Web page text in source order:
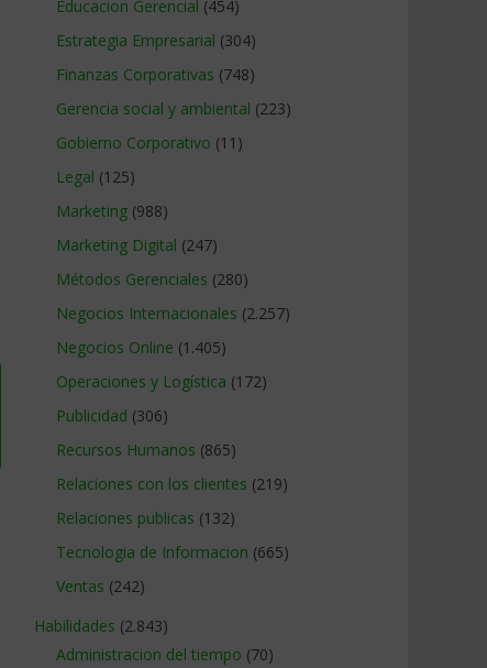
Educacion Gerencial (454)
Estrategia Empresarial (304)
Finanzas Corporativas (748)
Gerencia social y ambiental (223)
Gobierno Corporativo (11)
Legal (125)
Marketing (988)
Marketing Digital (247)
Métodos Gerenciales (280)
Negocios Internacionales (2.257)
Negocios Online (1.405)
Operaciones y Logística (172)
Publicidad (306)
Recursos Humanos (865)
Relaciones con los clientes (219)
Relaciones publicas (132)
Tecnologia de Informacion (665)
Ventas (242)
Habilidades (2.843)
Administracion del tiempo (70)